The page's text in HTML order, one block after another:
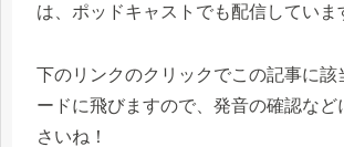
は、ポッドキャストでも配信していま
下のリンクのクリックでこの記事に該
ードに飛びますので、発音の確認など
さいね！